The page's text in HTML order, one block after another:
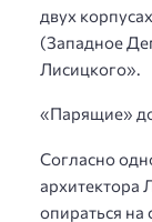
двух
(Западное
Лисицкого».
«Парящие»
Согласно
архитектора
опираться